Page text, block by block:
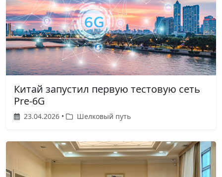
Китай запустил первую тестовую сеть
Pre-6G
23.04.2026 • Шелковый путь